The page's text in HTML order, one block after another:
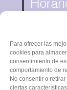
Para ofrecer las
cookies para
consentimiento de
comportamiento de
No consentir o
ciertas
Lunes a
de 16:00 a